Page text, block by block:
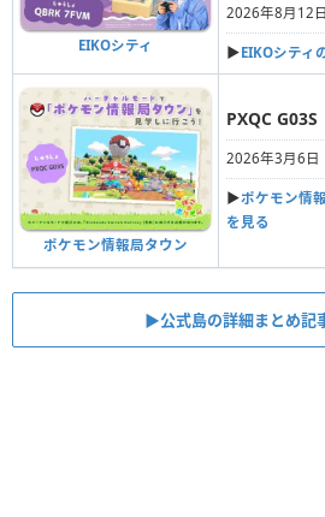
EIKOシティ
2026年8月12日
▶︎EIKOシティ
ポケモン情報局タウン
PXQC G03S
2026年3月6日
▶︎ポケモン情
を見る
▶︎公式島の詳細まとめ記